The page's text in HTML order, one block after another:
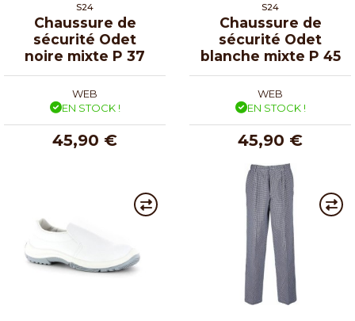
S24
Chaussure de
sécurité Odet
noire mixte P 37
WEB
EN STOCK !
45,90 €
S24
Chaussure de
sécurité Odet
blanche mixte P 45
WEB
EN STOCK !
45,90 €